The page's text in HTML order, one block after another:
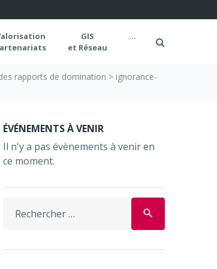
GIS
et Réseau
...
rapports de domination > ignorance-
ÉVÉNEMENTS À VENIR
Il n'y a pas évènements à venir en
ce moment.
for:
search